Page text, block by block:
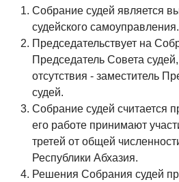
Собрание судей является
судейского самоуправления.
Председательствует на
Председатель Совета
отсутствия - заместитель
судей.
Собрание судей считается
его работе принимают
третей от общей
Республики Абхазия.
Решения Собрания судей